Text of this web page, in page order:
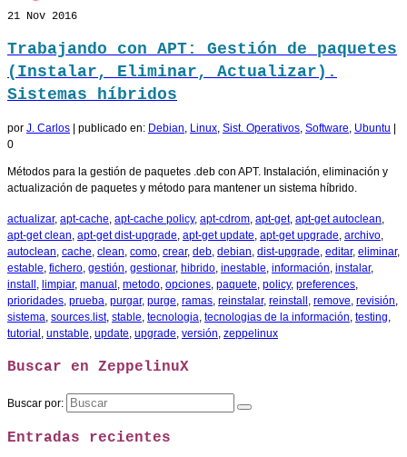
21 Nov 2016
Trabajando con APT: Gestión de paquetes
(Instalar, Eliminar, Actualizar).
Sistemas híbridos
por J. Carlos | publicado en: Debian Linux Sist. Operativos Software Ubuntu |
0
Métodos para la gestión de paquetes .deb con APT. Instalación, eliminación y
actualización de paquetes y método para mantener un sistema híbrido.
actualizar, apt-cache apt-cache policy, apt-cdrom apt-get, apt-get autoclean
apt-get clean apt-get dist-upgrade apt-get update apt-get upgrade archivo
autoclean cache clean como crear, deb debian dist-upgrade editar, eliminar,
estable fichero gestión gestionar, hibrido inestable información instalar,
install limpiar, manual metodo opciones paquete policy, preferences
prioridades prueba purgar, purge ramas reinstalar, reinstall remove revisión
sistema sources.list, stable tecnologia tecnologias de la información testing
tutorial unstable update upgrade versión zeppelinux
Buscar en ZeppelinuX
Buscar por:
Entradas recientes